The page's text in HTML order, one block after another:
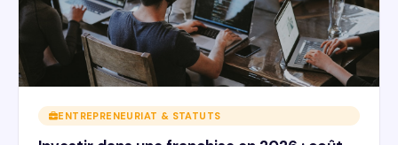
ENTREPRENEURIAT & STATUTS